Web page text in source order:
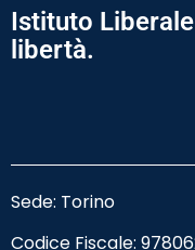
Istituto
libertà.
Sede: Torino
Codice Fiscale: